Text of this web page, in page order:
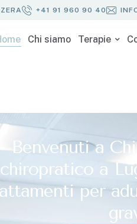
+41 91 960 90 40
Chi siamo Terapie
Benvenuti a
chiropratico a
per